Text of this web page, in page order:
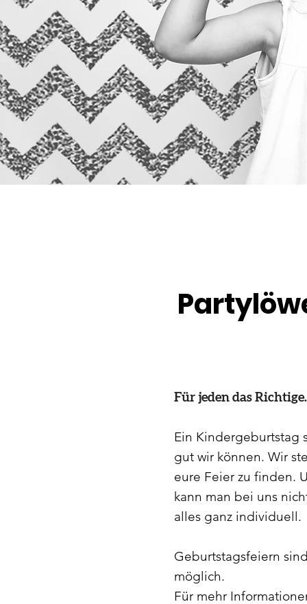
Für jeden das Richtige.
Ein Kindergeburtstag
gut wir können. Wir
eure Feier zu finden.
kann man bei uns
alles ganz individuell.
Geburtstagsfeiern
möglich.
Für mehr